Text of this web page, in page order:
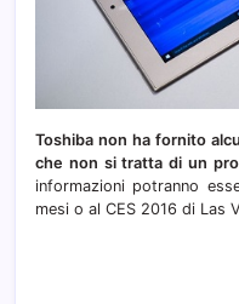
Toshiba non ha fornito
che non si tratta di un
informazioni potranno
mesi o al CES 2016 di Las